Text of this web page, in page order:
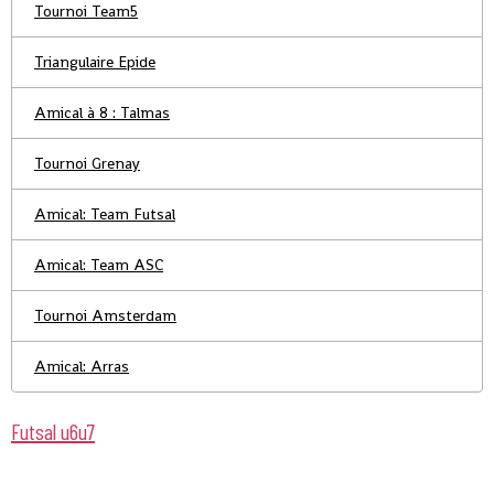
Tournoi Team5
Triangulaire Epide
Amical à 8 : Talmas
Tournoi Grenay
Amical: Team Futsal
Amical: Team ASC
Tournoi Amsterdam
Amical: Arras
Futsal u6u7